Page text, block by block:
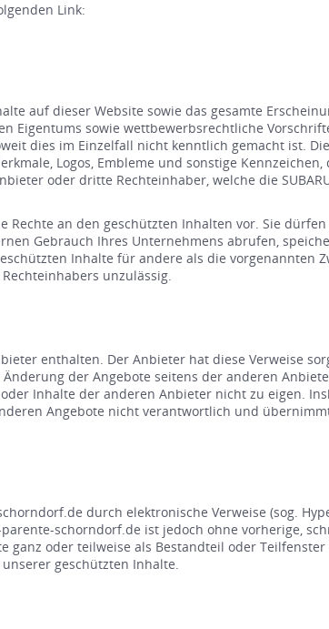
Link:
auf dieser Website sowie das gesamte
Eigentums sowie wettbewerbsrechtliche
dies im Einzelfall nicht kenntlich gemacht ist.
Logos, Embleme und sonstige
oder dritte Rechteinhaber, welche die
Rechte an den geschützten Inhalten vor. Sie
Gebrauch Ihres Unternehmens abrufen,
Inhalte für andere als die vorgenannten
unzulässig.
enthalten. Der Anbieter hat diese Verweise
der Angebote seitens der anderen
Inhalte der anderen Anbieter nicht zu eigen.
Angebote nicht verantwortlich und
durch elektronische Verweise (sog.
schorndorf.de ist jedoch ohne vorherige,
ganz oder teilweise als Bestandteil oder
geschützten Inhalte.